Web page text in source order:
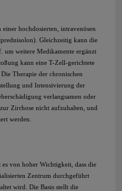
hochdosierten, intravenösen
Gleichzeitig kann die
um weitere Medikamente ergänzt
kann eine T-Zell-gerichtete
Therapie der chronischen
und Intensivierung der
verlangsamen oder
Zirrhose nicht aufzuhalten, und
werden.
von hoher Wichtigkeit, dass die
Zentrum durchgeführt
wird. Die Basis stellt die